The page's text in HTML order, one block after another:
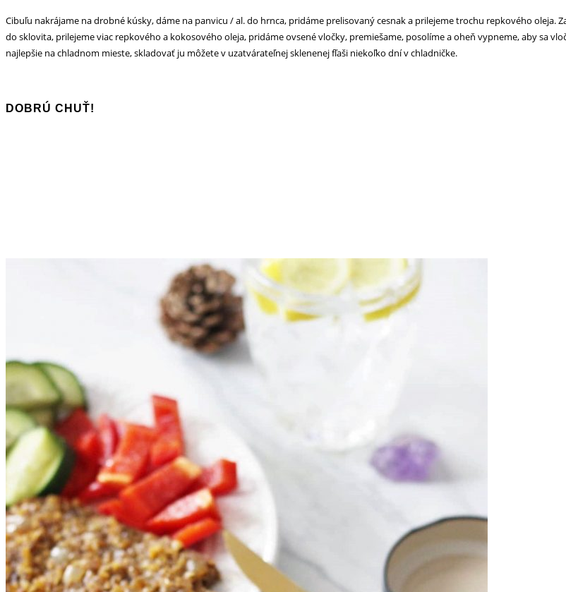
Cibuľu nakrájame na drobné kúsky, dáme na panvicu / al. do hrnca, pridáme prelisovaný cesnak a prilejeme trochu repkového oleja.
do sklovita, prilejeme viac repkového a kokosového oleja, pridáme ovsené vločky, premiešame, posolíme a oheň vypneme, aby sa
najlepšie na chladnom mieste, skladovať ju môžete v uzatvárateľnej sklenenej fľaši niekoľko dní v chladničke.
DOBRÚ CHUŤ!